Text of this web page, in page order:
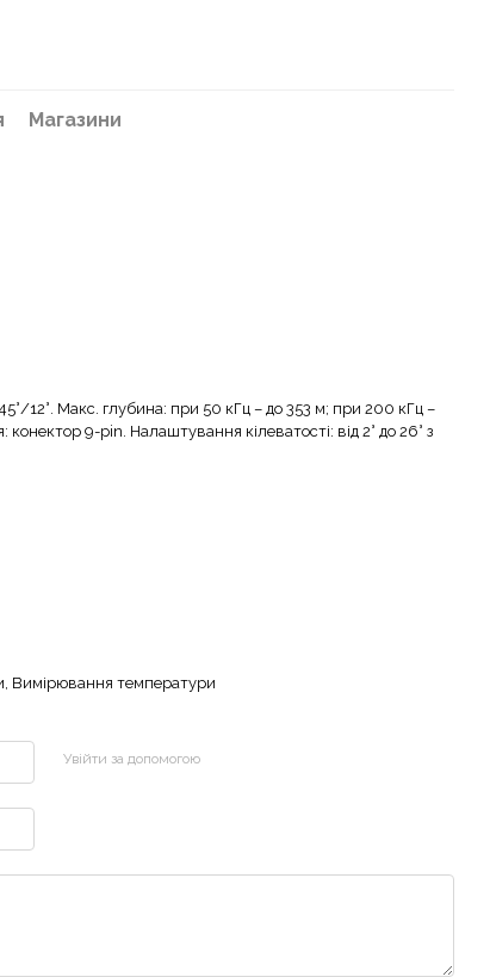
Магазини
12°. Макс. глубина: при 50 кГц – до 353 м; при 200 кГц –
9-pin. Налаштування кілеватості: від 2° до 26° з
Вимірювання температури
Увійти за допомогою